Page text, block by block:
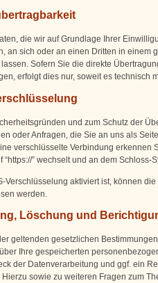
die wir auf Grundlage Ihrer
an sich oder an einen Dritten in einem
Sofern Sie die direkte
erfolgt dies nur, soweit es technisch
und zum Schutz der
oder Anfragen, die Sie an uns als
verschlüsselte Verbindung erkennen
“https://” wechselt und an dem
Verschlüsselung aktiviert ist, können
werden.
Löschung und
geltenden gesetzlichen
Ihre gespeicherten
der Datenverarbeitung und ggf. ein
sowie zu weiteren Fragen zum